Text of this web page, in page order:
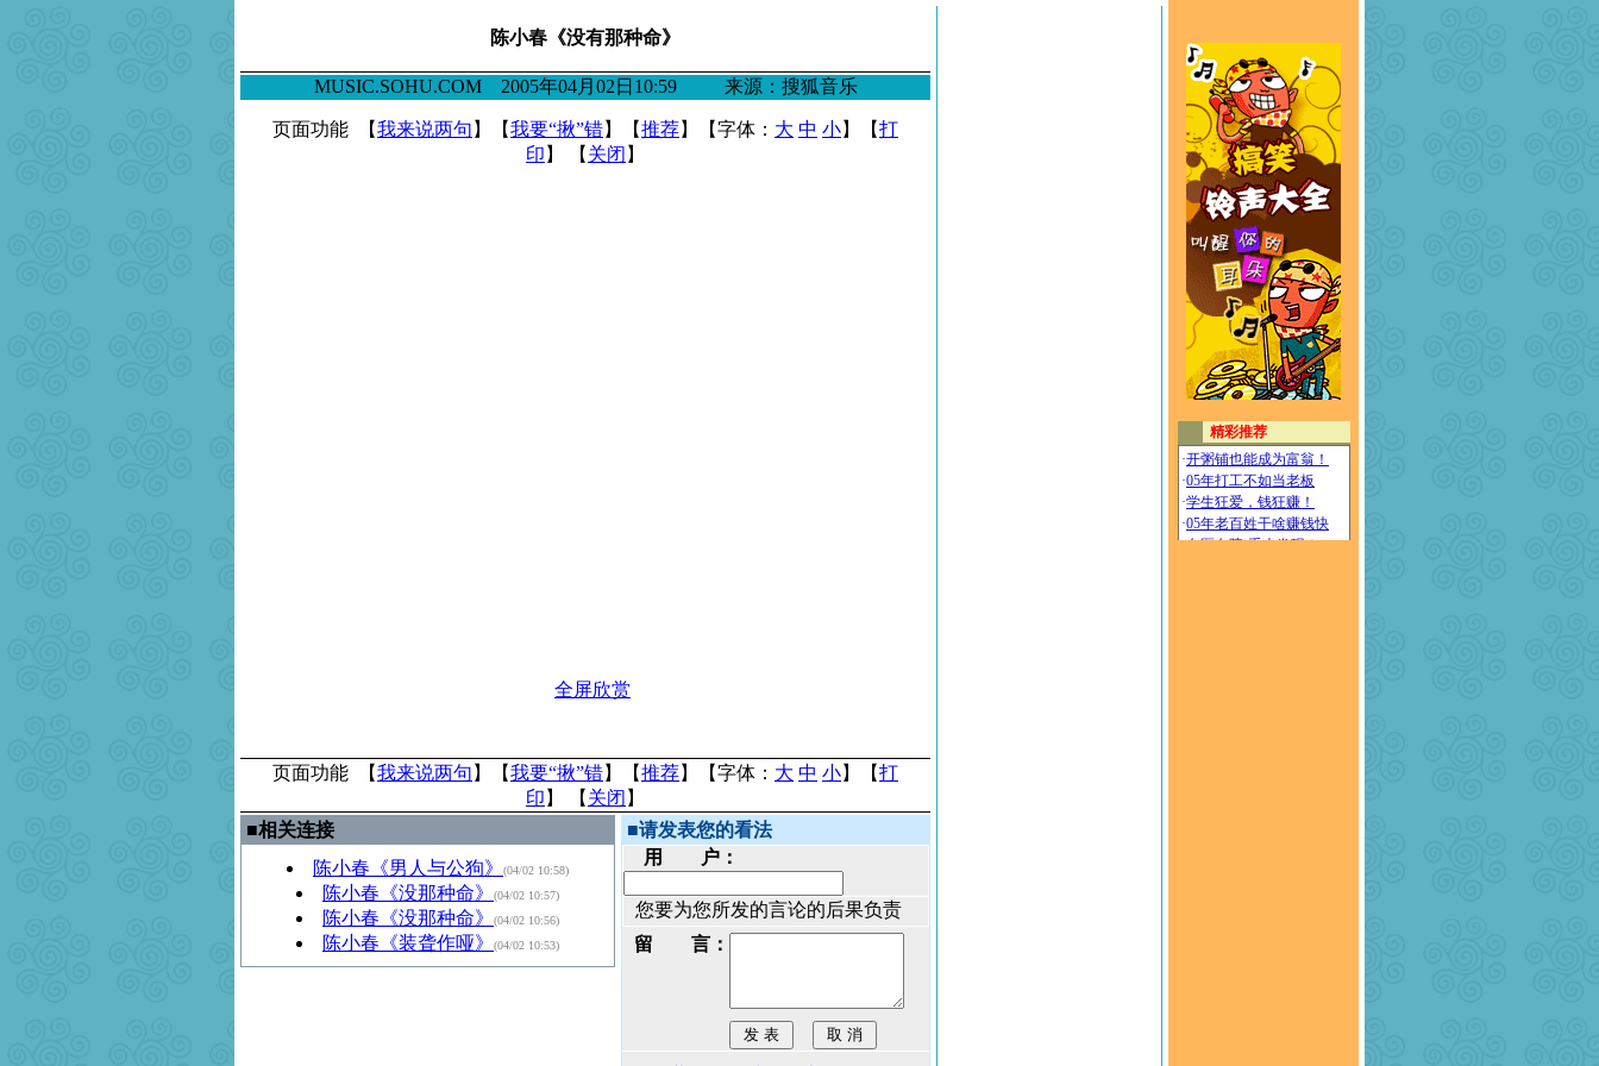
陈小春《没有那种命》
MUSIC.SOHU.COM 2005年04月02日10:59 来源：搜狐音乐
页面功能 【我来说两句 】【我要“揪”错】【推荐】【字体： 大 中 小】【打
印 】 【 关闭 】
全屏欣赏
页面功能 【我来说两句 】【我要“揪”错】【推荐】【字体： 大 中 小】【打
印 】 【 关闭 】
■相关连接
陈小春《男人与公狗》
(04/02 10:58)
陈小春《没那种命》 (04/02 10:57)
陈小春《没那种命》 (04/02 10:56)
陈小春《装聋作哑》 (04/02 10:53)
■请发表您的看法
用 户：
您要为您所发的言论的后果负责
留 言：